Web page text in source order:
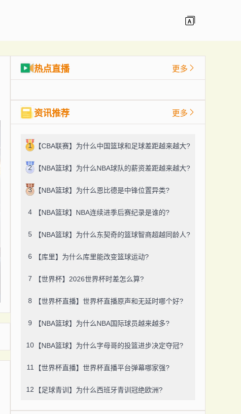
热点直播 更多
资讯推荐 更多
1 【CBA联赛】为什么中国篮球和足球差距越来越大?
2 【NBA篮球】为什么NBA球队的薪资差距越来越大?
3 【NBA篮球】为什么恩比德是中锋位置异类?
4 【NBA篮球】NBA连续进季后赛纪录是谁的?
5 【NBA篮球】为什么东契奇的篮球智商超越同龄人?
6 【库里】为什么库里能改变篮球运动?
7 【世界杯】2026世界杯时差怎么算?
8 【世界杯直播】世界杯直播原声和无延时哪个好?
9 【NBA篮球】为什么NBA国际球员越来越多?
10 【NBA篮球】为什么字母哥的投篮进步决定夺冠?
11 【世界杯直播】世界杯直播平台弹幕哪家强?
12 【足球青训】为什么西班牙青训冠绝欧洲?